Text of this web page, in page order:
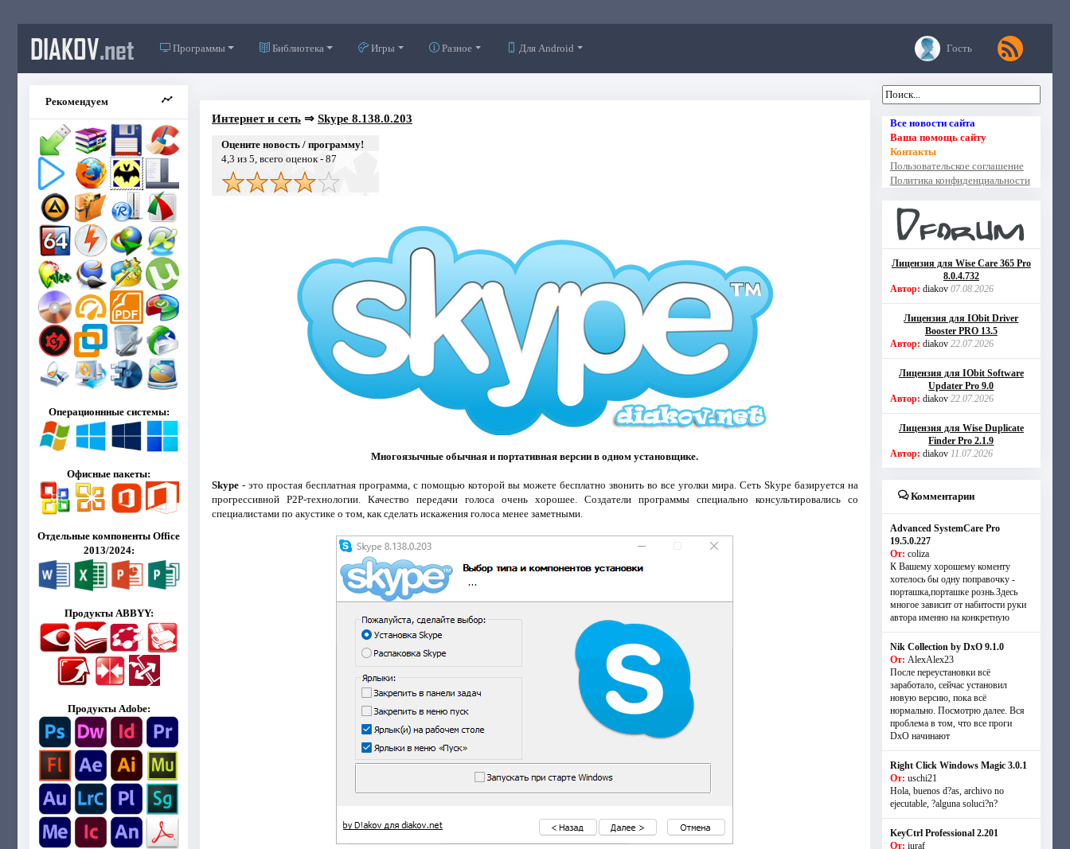
DIAKOV.net Программы Библиотека Игры Разное Для Android Гость
Рекомендуем
Операционнные системы:
Офисные пакеты:
Отдельные компоненты Office
2013/2024:
Продукты ABBYY:
Продукты Adobe:
Интернет и сеть⇒ Skype 8.138.0.203
Оцените новость / программу!
4,3 из 5, всего оценок - 87
Многоязычные обычная и портативная версии в одном установщике.
Skype- это простая бесплатная программа, с помощью которой вы можете бесплатно звонить во все уголки мира. Сеть Skype базируется на
прогрессивной P2P-технологии. Качество передачи голоса очень хорошее. Создатели программы специально консультировались со
специалистами по акустике о том, как сделать искажения голоса менее заметными.
Все новости сайта
Ваша помощь сайту
Контакты
Пользовательское соглашение
Политика конфиденциальности
Лицензия для Wise Care 365 Pro
8.0.4.732
Автор: diakov 07.08.2026
Лицензия для IObit Driver
Booster PRO 13.5
Автор: diakov 22.07.2026
Лицензия для IObit Software
Updater Pro 9.0
Автор: diakov 22.07.2026
Лицензия для Wise Duplicate
Finder Pro 2.1.9
Автор: diakov 11.07.2026
Комментарии
Advanced SystemCare Pro
19.5.0.227
От: coliza
К Вашему хорошему коменту
хотелось бы одну поправочку -
порташка,порташке рознь.Здесь
многое зависит от набитости руки
автора именно на конкретную
Nik Collection by DxO 9.1.0
От: AlexAlex23
После переустановки всё
заработало, сейчас установил
новую версию, пока всё
нормально. Посмотрю далее. Вся
проблема в том, что все проги
DxO начинают
Right Click Windows Magic 3.0.1
От: uschi21
Hola, buenos d?as, archivo no
ejecutable, ?alguna soluci?n?
KeyCtrl Professional 2.201
От: iuraf